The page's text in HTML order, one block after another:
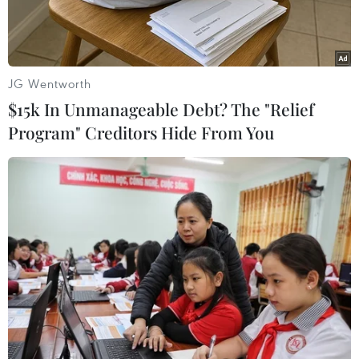
nay, số bệnh nhân tay chân miệng và số ca tử
vong tại nhiều tỉnh, thànhtrong cả nước vẫn
tăng. Dịch còn dự báo sẽ “nóng” đến hết tháng
11/2011.
Đến nay Bộ Y tế cũng như những tỉnh, thành có
số bệnh nhân tăng bất thườngvẫn chưa công bố
dịch. Phóng viên Vietnam+ đã có cuộc phỏng
vấn tiến sỹ TrầnThanh Dương-Phó Cục trưởng
Cục Y tế dự phòng xung quanh vấn đề này.
- Hiện nay, dịch bệnh tay chân miệng đang lan
rộng. Mặc dù Bộ Y tế đã có cácbiện pháp chỉ đạo
để phòng chống dịch, nhưng xin tiến sỹ cho biết
tại sao số camắc và tử vong vẫn tăng đều đều
2.000 ca mỗi tuần trong thời gian gần đây
JG Wentworth
$15k In Unmanageable Debt? The "Relief
Program" Creditors Hide From You